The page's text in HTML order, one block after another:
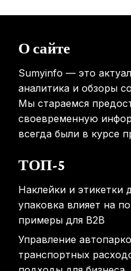
О сайте
Sumyinfo — это
аналитика и обзоры
Мы стараемся
своевременную
всегда были в курсе
ТОП-5
Наклейки и этикетки
упаковка влияет на
примеры для B2B
Управление
транспортных